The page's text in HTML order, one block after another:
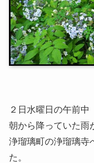
２日水曜日の午前中
朝から降っていた雨
浄瑠璃町の浄瑠璃寺
た。